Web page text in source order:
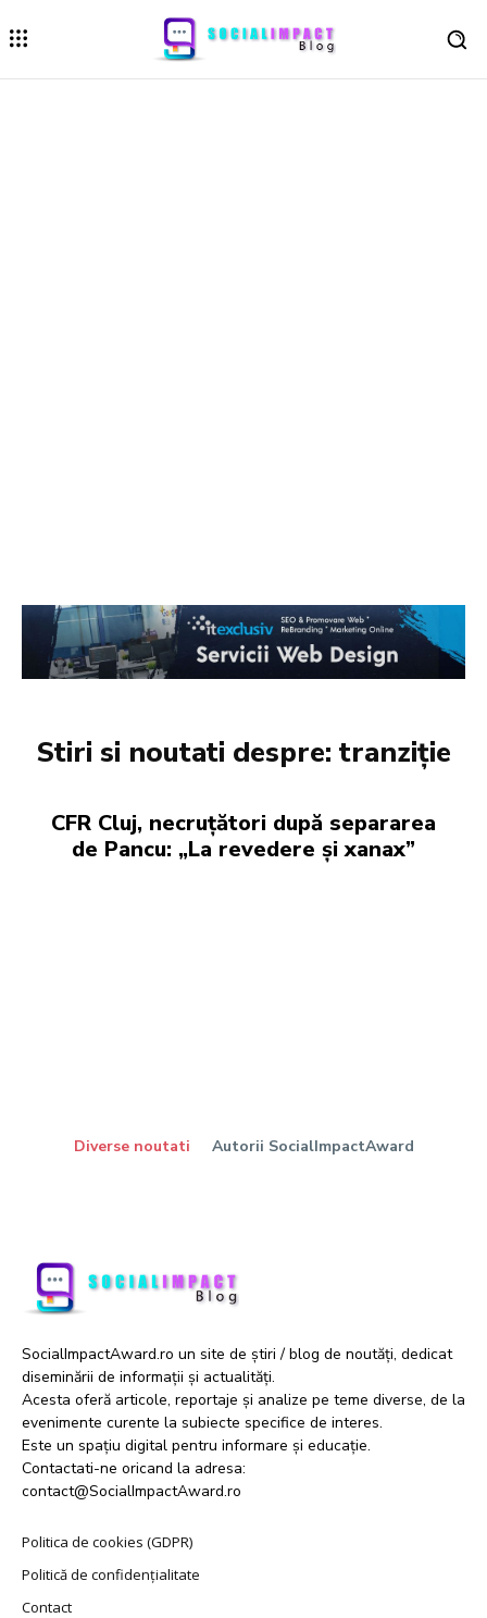
Stiri si noutati despre: tranziție
CFR Cluj, necruțători după separarea
de Pancu: „La revedere și xanax”
Diverse noutati Autorii SocialImpactAward
SocialImpactAward.ro un site de știri / blog de noutăți, dedicat
diseminării de informații și actualități.
Acesta oferă articole, reportaje și analize pe teme diverse, de la
evenimente curente la subiecte specifice de interes.
Este un spațiu digital pentru informare și educație.
Contactati-ne oricand la adresa:
contact@SocialImpactAward.ro
Politica de cookies (GDPR)
Politică de confidențialitate
Contact